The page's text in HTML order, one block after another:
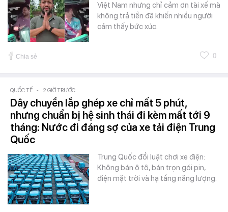
Việt Nam nhưng chỉ cảm ơn tài xế mà
không trả tiền đã khiến nhiều người
cảm thấy bức xúc.
Chia sẻ 0
QUỐC TẾ - 2 GIỜ TRƯỚC
Dây chuyền lắp ghép xe chỉ mất 5 phút,
nhưng chuẩn bị hệ sinh thái đi kèm mất tới 9
tháng: Nước đi đáng sợ của xe tải điện Trung
Quốc
Trung Quốc đổi luật chơi xe điện:
Không bán ô tô, bán trọn gói pin,
điện mặt trời và hạ tầng năng lượng.